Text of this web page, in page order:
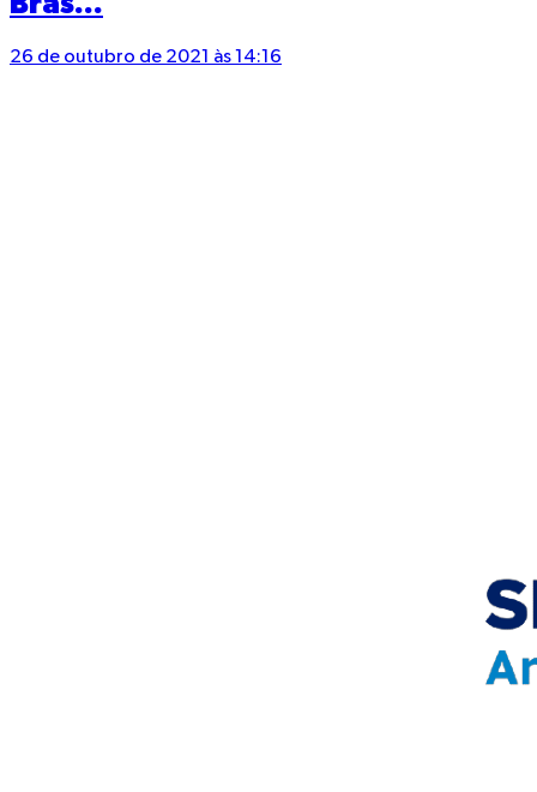
26 de outubro de 2021 às 14:16